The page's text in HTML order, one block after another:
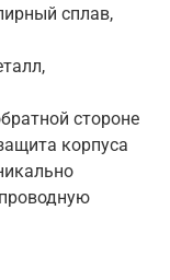
сплав,
стороне
корпуса